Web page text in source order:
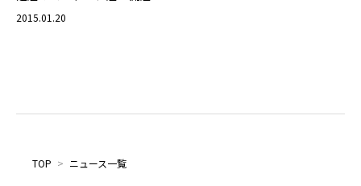
2015.01.20
TOP > ニュース一覧